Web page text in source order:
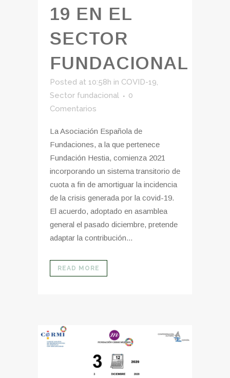
19 EN EL
SECTOR
FUNDACIONAL
Posted at 10:58h in COVID-19,
Sector fundacional
0
Comentarios
La Asociación Española de
Fundaciones, a la que pertenece
Fundación Hestia, comienza 2021
incorporando un sistema transitorio de
cuota a fin de amortiguar la incidencia
de la crisis generada por la covid-19.
El acuerdo, adoptado en asamblea
general el pasado diciembre, pretende
adaptar la contribución...
READ MORE